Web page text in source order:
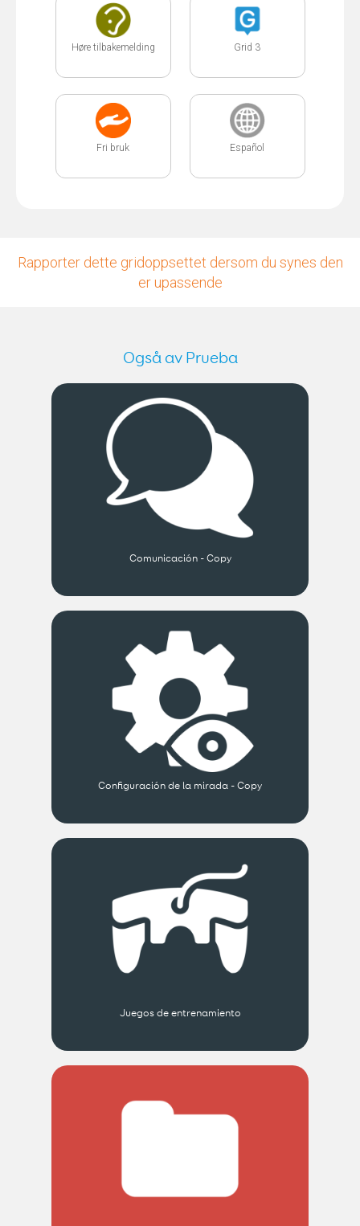
Høre tilbakemelding Grid 3
Fri bruk Español
Rapporter dette gridoppsettet dersom du synes den
er upassende
Også av Prueba
Comunicación - Copy
Configuración de la mirada - Copy
Juegos de entrenamiento